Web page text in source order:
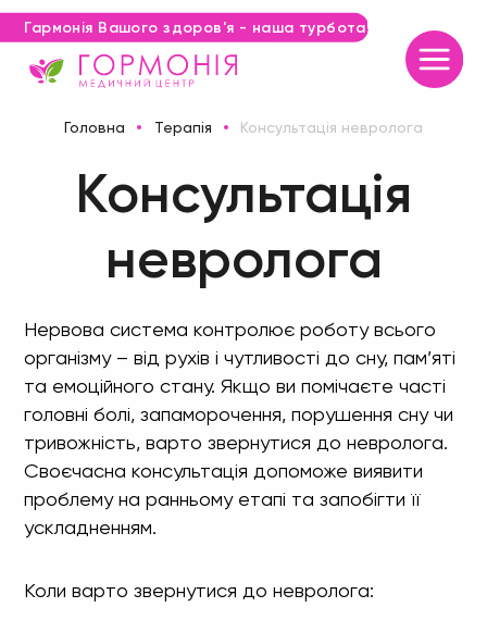
Гармонія Вашого здоров'я - наша турбота!
Головна Терапія Консультація невролога
Консультація
невролога
Нервова система контролює роботу всього
організму – від рухів і чутливості до сну, пам’яті
та емоційного стану. Якщо ви помічаєте часті
головні болі, запаморочення, порушення сну чи
тривожність, варто звернутися до невролога.
Своєчасна консультація допоможе виявити
проблему на ранньому етапі та запобігти її
ускладненням.
Коли варто звернутися до невролога: